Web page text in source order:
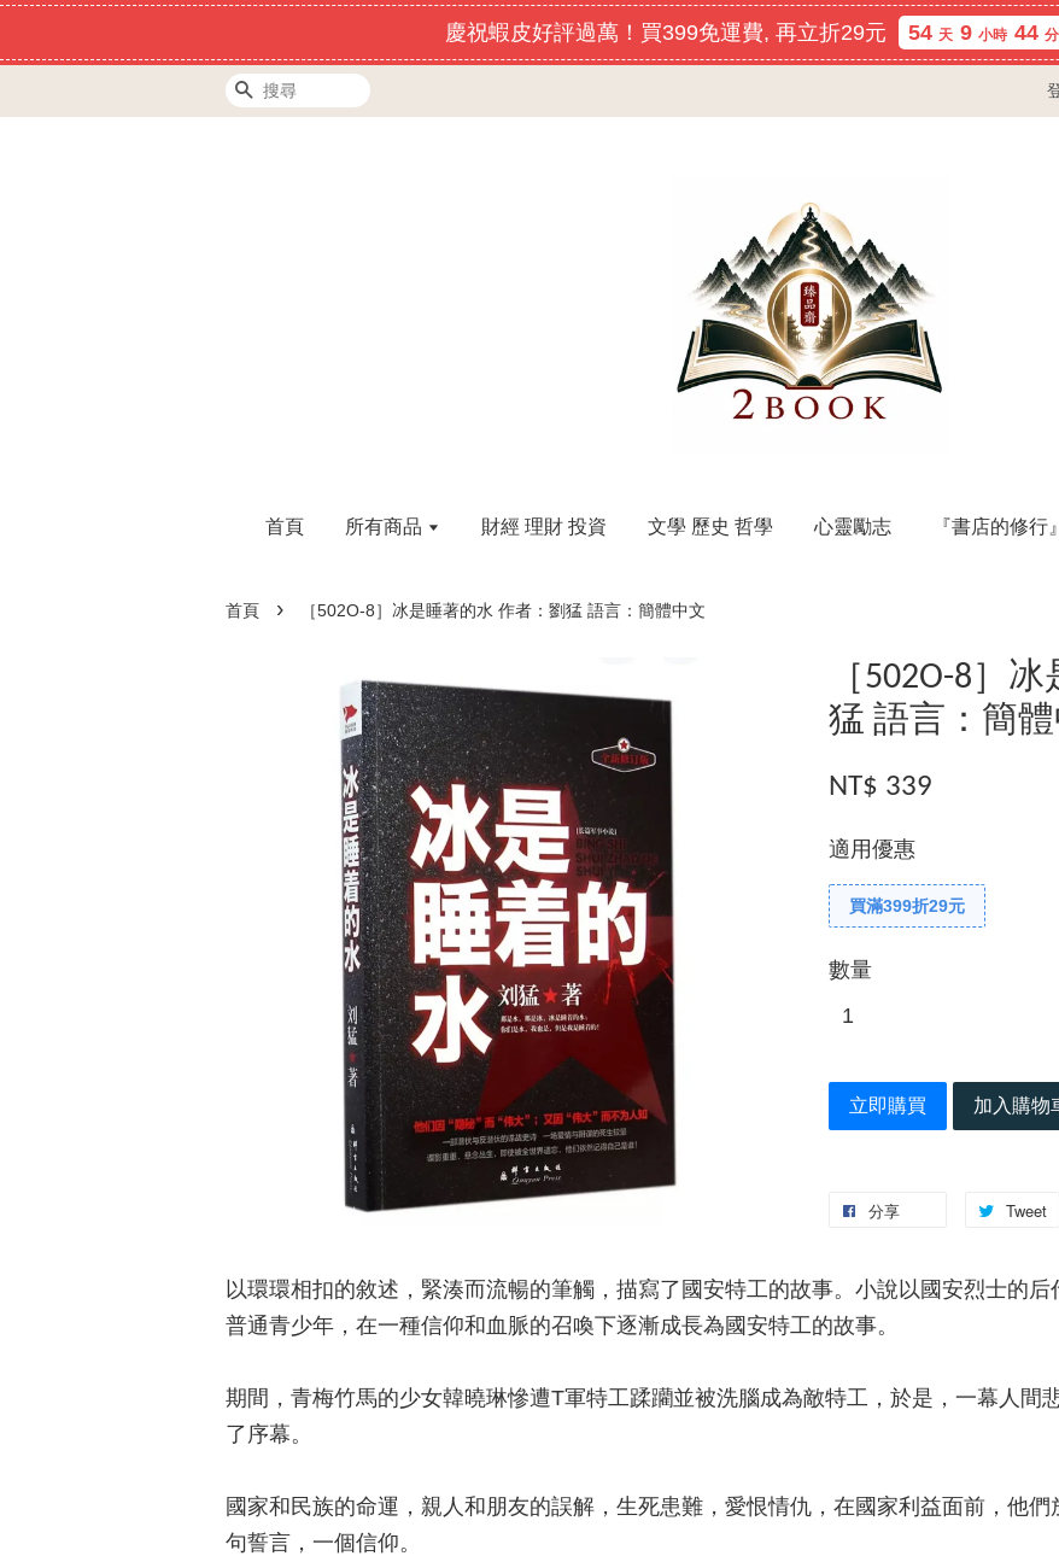
慶祝蝦皮好評過萬！買399免運費, 再立折29元 54 天 9 小時 44
搜尋
首頁 所有商品 財經 理財 投資 文學 歷史 哲學 心靈勵志 『書店的修行』
首頁 › ［502O-8］冰是睡著的水 作者：劉猛 語言：簡體中文
［502O-8］
猛 語言：簡
NT$ 339
適用優惠
買滿399折29元
數量
立即購買 加入購物
分享 Tweet
以環環相扣的敘述，緊湊而流暢的筆觸，描寫了國安特工的故事。小說以國安烈士的
普通青少年，在一種信仰和血脈的召喚下逐漸成長為國安特工的故事。
期間，青梅竹馬的少女韓曉琳慘遭T軍特工蹂躪並被洗腦成為敵特工，於是，一幕人間
了序幕。
國家和民族的命運，親人和朋友的誤解，生死患難，愛恨情仇，在國家利益面前，他
句誓言，一個信仰。